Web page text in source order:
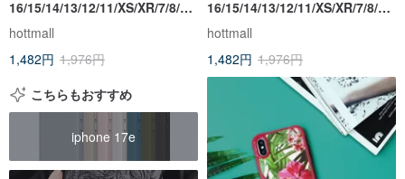
16/15/14/13/12/11/XS/XR/7/8/SE
2/SE3 犬 透明 携帯ケース
hottmall
1,482円 1,976円
16/15/14/13/12/11/XS/XR/7/8/SE
2/SE3 花柄 透明 携帯ケース
hottmall
1,482円 1,976円
こちらもおすすめ
iphone 17e